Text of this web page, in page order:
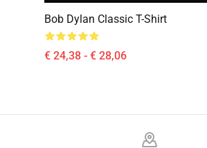
Bob Dylan Classic T-Shirt
€ 24,38 - € 28,06